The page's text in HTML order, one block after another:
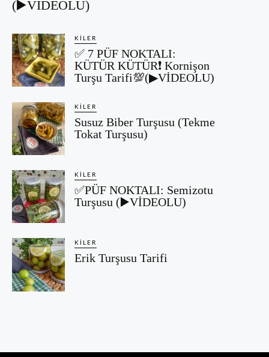
(▶️VİDEOLU)
KILER
✅ 7 PÜF NOKTALI:
KÜTÜR KÜTÜR❗ Kornişon
Turşu Tarifi💯(▶VİDEOLU)
KILER
Susuz Biber Turşusu (Tekme
Tokat Turşusu)
KILER
✅PÜF NOKTALI: Semizotu
Turşusu (▶️VİDEOLU)
KILER
Erik Turşusu Tarifi